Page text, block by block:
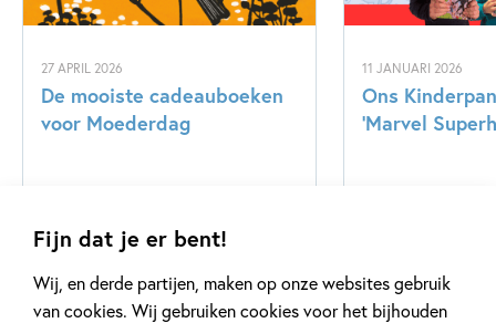
Fijn dat je er bent!
Wij, en derde partijen, maken op onze websites gebruik
van cookies. Wij gebruiken cookies voor het bijhouden
27 APRIL 2026
De mooiste cadeauboeken
voor Moederdag
11 JANUARI 2026
Ons
‘Marvel
Bekijk alle artikelen